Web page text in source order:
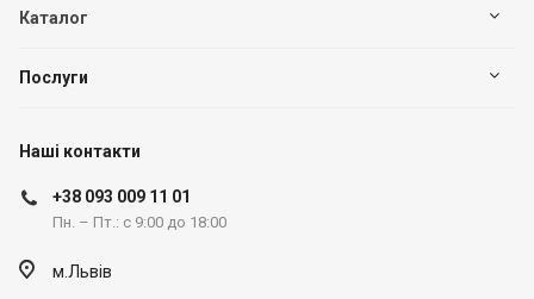
Каталог
Послуги
Наші контакти
+38 093 009 11 01
Пн. – Пт.: с 9:00 до 18:00
м.Львів